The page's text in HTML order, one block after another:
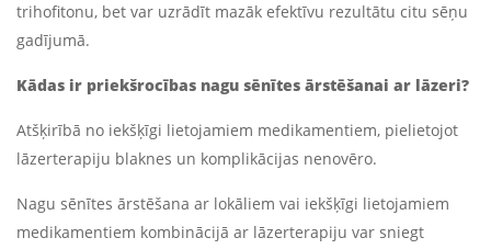
trihofitonu, bet var uzrādīt mazāk efektīvu rezultātu citu sēņu
gadījumā.
Kādas ir priekšrocības nagu sēnītes ārstēšanai ar lāzeri?
Atšķirībā no iekšķīgi lietojamiem medikamentiem, pielietojot
lāzerterapiju blaknes un komplikācijas nenovēro.
Nagu sēnītes ārstēšana ar lokāliem vai iekšķīgi lietojamiem
medikamentiem kombinācijā ar lāzerterapiju var sniegt